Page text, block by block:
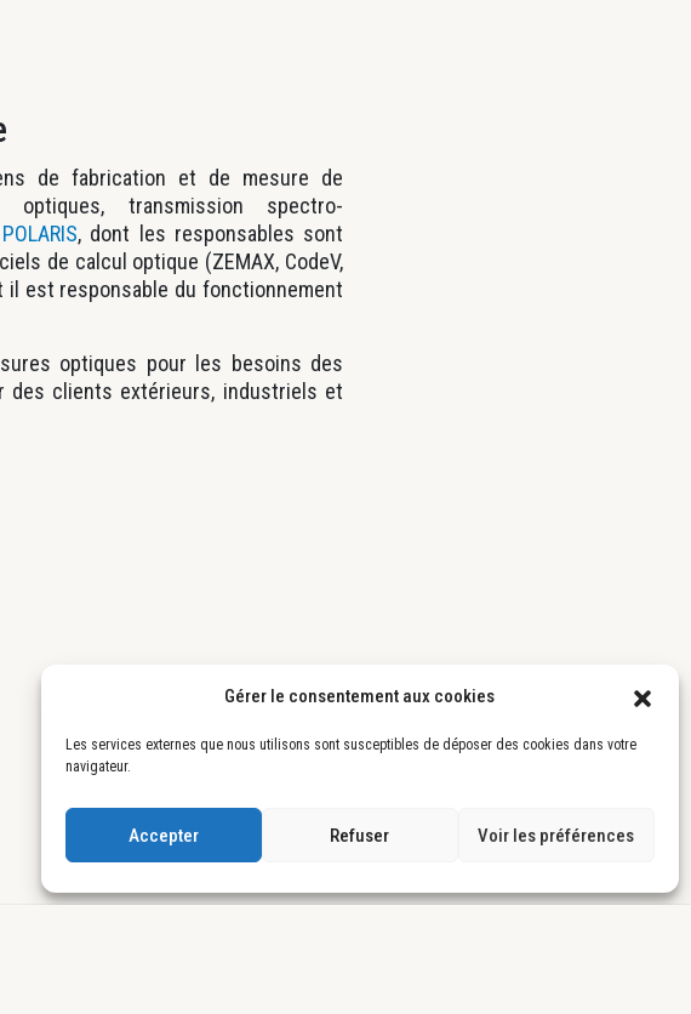
Gérer le consentement aux cookies
Les services externes que nous utilisons sont susceptibles de déposer des cookies dans votre
navigateur.
Accepter Refuser Voir les préférences
de fabrication et de mesure de
transmission spectro-
POLARIS, dont les responsables sont
de calcul optique (ZEMAX, CodeV,
il est responsable du fonctionnement
optiques pour les besoins des
des clients extérieurs, industriels et